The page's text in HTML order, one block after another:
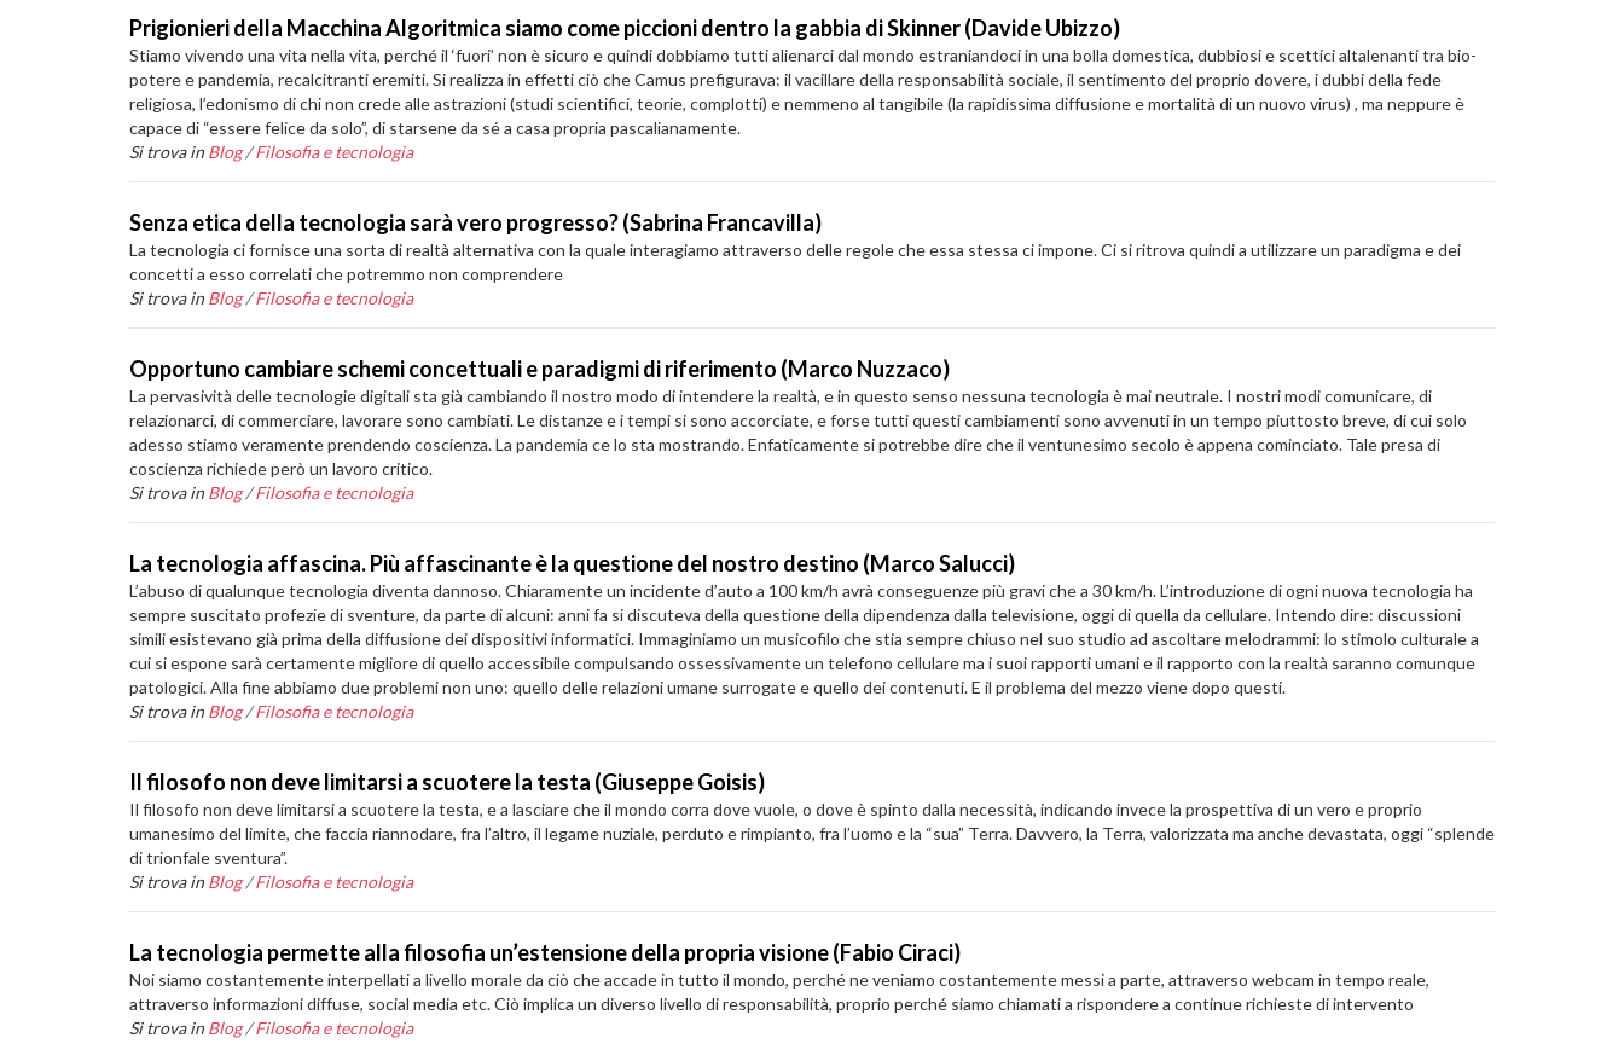
Prigionieri della Macchina Algoritmica siamo come piccioni dentro la gabbia di Skinner (Davide Ubizzo)
Stiamo vivendo una vita nella vita, perché il ‘fuori’ non è sicuro e quindi dobbiamo tutti alienarci dal mondo estraniandoci in una bolla domestica, dubbiosi e scettici altalenanti tra bio-
potere e pandemia, recalcitranti eremiti. Si realizza in effetti ciò che Camus prefigurava: il vacillare della responsabilità sociale, il sentimento del proprio dovere, i dubbi della fede
religiosa, l’edonismo di chi non crede alle astrazioni (studi scientifici, teorie, complotti) e nemmeno al tangibile (la rapidissima diffusione e mortalità di un nuovo virus) , ma neppure è
capace di “essere felice da solo”, di starsene da sé a casa propria pascalianamente.
Si trova in Blog /Filosofia e tecnologia
Senza etica della tecnologia sarà vero progresso? (Sabrina Francavilla)
La tecnologia ci fornisce una sorta di realtà alternativa con la quale interagiamo attraverso delle regole che essa stessa ci impone. Ci si ritrova quindi a utilizzare un paradigma e dei
concetti a esso correlati che potremmo non comprendere
Si trova in Blog /Filosofia e tecnologia
Opportuno cambiare schemi concettuali e paradigmi di riferimento (Marco Nuzzaco)
La pervasività delle tecnologie digitali sta già cambiando il nostro modo di intendere la realtà, e in questo senso nessuna tecnologia è mai neutrale. I nostri modi comunicare, di
relazionarci, di commerciare, lavorare sono cambiati. Le distanze e i tempi si sono accorciate, e forse tutti questi cambiamenti sono avvenuti in un tempo piuttosto breve, di cui solo
adesso stiamo veramente prendendo coscienza. La pandemia ce lo sta mostrando. Enfaticamente si potrebbe dire che il ventunesimo secolo è appena cominciato. Tale presa di
coscienza richiede però un lavoro critico.
Si trova in Blog /Filosofia e tecnologia
La tecnologia affascina. Più affascinante è la questione del nostro destino (Marco Salucci)
L’abuso di qualunque tecnologia diventa dannoso. Chiaramente un incidente d’auto a 100 km/h avrà conseguenze più gravi che a 30 km/h. L’introduzione di ogni nuova tecnologia ha
sempre suscitato profezie di sventure, da parte di alcuni: anni fa si discuteva della questione della dipendenza dalla televisione, oggi di quella da cellulare. Intendo dire: discussioni
simili esistevano già prima della diffusione dei dispositivi informatici. Immaginiamo un musicofilo che stia sempre chiuso nel suo studio ad ascoltare melodrammi: lo stimolo culturale a
cui si espone sarà certamente migliore di quello accessibile compulsando ossessivamente un telefono cellulare ma i suoi rapporti umani e il rapporto con la realtà saranno comunque
patologici. Alla fine abbiamo due problemi non uno: quello delle relazioni umane surrogate e quello dei contenuti. E il problema del mezzo viene dopo questi.
Si trova in Blog /Filosofia e tecnologia
Il filosofo non deve limitarsi a scuotere la testa (Giuseppe Goisis)
Il filosofo non deve limitarsi a scuotere la testa, e a lasciare che il mondo corra dove vuole, o dove è spinto dalla necessità, indicando invece la prospettiva di un vero e proprio
umanesimo del limite, che faccia riannodare, fra l’altro, il legame nuziale, perduto e rimpianto, fra l’uomo e la “sua” Terra. Davvero, la Terra, valorizzata ma anche devastata, oggi “splende
di trionfale sventura”.
Si trova in Blog /Filosofia e tecnologia
La tecnologia permette alla filosofia un’estensione della propria visione (Fabio Ciraci)
Noi siamo costantemente interpellati a livello morale da ciò che accade in tutto il mondo, perché ne veniamo costantemente messi a parte, attraverso webcam in tempo reale,
attraverso informazioni diffuse, social media etc. Ciò implica un diverso livello di responsabilità, proprio perché siamo chiamati a rispondere a continue richieste di intervento
Si trova in Blog /Filosofia e tecnologia